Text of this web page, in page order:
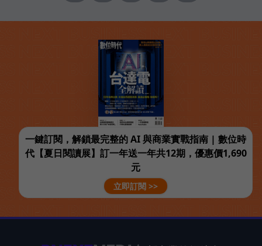
一鍵訂閱，解鎖最完整的 AI 與商業實戰指南 | 數位時
代【夏日閱讀展】訂一年送一年共12期，優惠價1,690
元
立即訂閱 >>